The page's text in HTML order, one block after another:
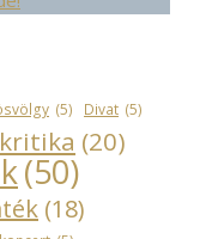
(5) Divat (5)
(20)
(50)
(18)